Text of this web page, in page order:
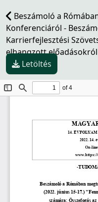
Beszámoló a
Konferenciáról -
Karrierfejlesztési
elhangzott előadásokról
Letöltés